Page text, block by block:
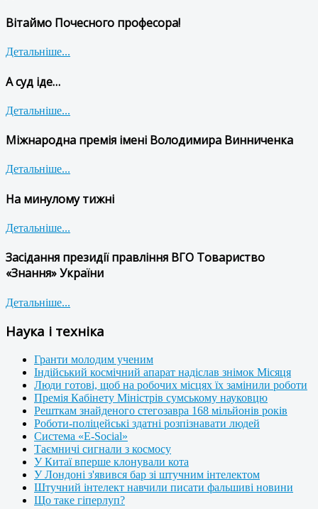
Вітаймо Почесного професора!
Детальніше...
А суд іде…
Детальніше...
Міжнародна премія імені Володимира Винниченка
Детальніше...
На минулому тижні
Детальніше...
Засідання президії правління ВГО Товариство
«Знання» України
Детальніше...
Наука і техніка
Гранти молодим ученим
Індійський космічний апарат надіслав знімок Місяця
Люди готові, щоб на робочих місцях їх замінили роботи
Премія Кабінету Міністрів сумському науковцю
Решткам знайденого стегозавра 168 мільйонів років
Роботи-поліцейські здатні розпізнавати людей
Система «E-Social»
Таємничі сигнали з космосу
У Китаї вперше клонували кота
У Лондоні з'явився бар зі штучним інтелектом
Штучний інтелект навчили писати фальшиві новини
Що таке гіперлуп?